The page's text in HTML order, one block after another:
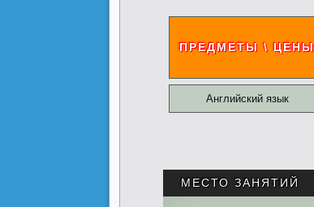
ПРЕДМЕТЫ \ ЦЕНЫ
Английский язык
МЕСТО ЗАНЯТИЙ